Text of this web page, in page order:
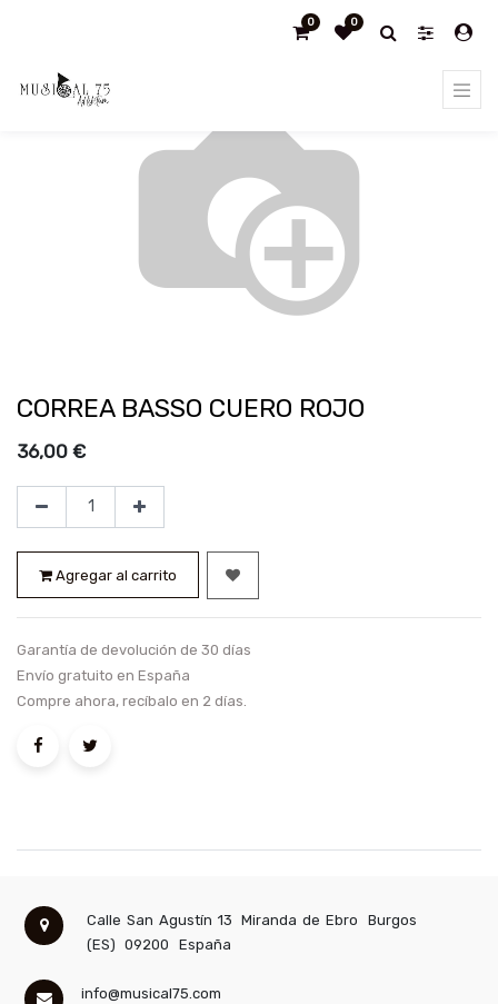
0 0
CORREA BASSO CUERO ROJO
CORREA BASSO CUERO ROJO
36,00 €
Agregar al carrito
Garantía de devolución de 30 días
Envío gratuito en España
Compre ahora, recíbalo en 2 días.
Calle San Agustín 13 Miranda de Ebro
Burgos
(ES)
09200 España
info@musical75.com